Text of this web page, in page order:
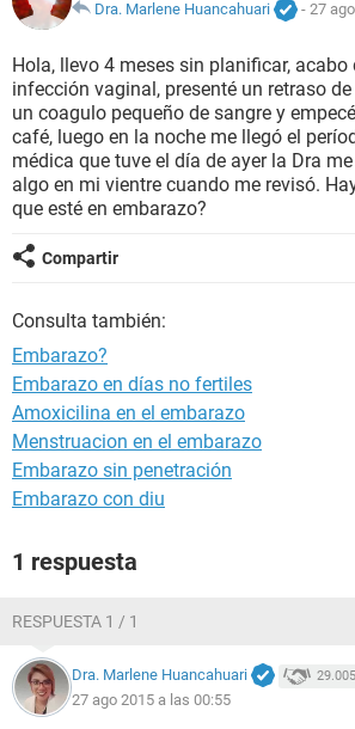
NUTRICIÓN
BIENESTAR
SEXUALIDAD
GLOSARIO
Dra. Marlene Huancahuari
- 27
Hola, llevo 4 meses sin planificar, acabo
infección vaginal, presenté un retraso
un coagulo pequeño de sangre y
café, luego en la noche me llegó el
médica que tuve el día de ayer la Dra
algo en mi vientre cuando me revisó.
que esté en embarazo?
Compartir
Consulta también:
Embarazo?
Embarazo en días no fertiles
Amoxicilina en el embarazo
Menstruacion en el embarazo
Embarazo sin penetración
Embarazo con diu
1 respuesta
RESPUESTA 1 / 1
Dra. Marlene Huancahuari 29.005
27 ago 2015 a las 00:55